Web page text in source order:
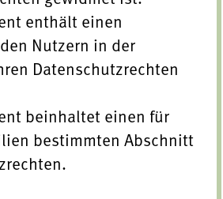
enthält einen
Nutzern in der
Datenschutzrechten
beinhaltet einen für
bestimmten Abschnitt
.